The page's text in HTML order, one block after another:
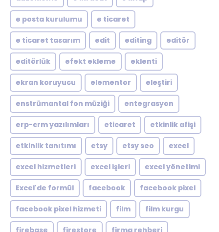
e posta kurulumu e ticaret
e ticaret tasarım edit editing editör
editörlük efekt ekleme eklenti
ekran koruyucu elementor eleştiri
enstrümantal fon müziği entegrasyon
erp-crm yazılımları eticaret etkinlik afişi
etkinlik tanıtımı etsy etsy seo excel
excel hizmetleri excel işleri excel yönetimi
Excel'de formül facebook facebook pixel
facebook pixel hizmeti film film kurgu
firebase firestore firma rehberi